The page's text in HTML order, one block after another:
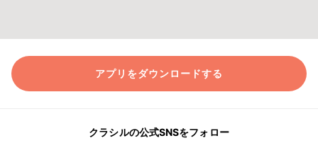
アプリをダウンロードする
クラシルの公式SNSをフォロー